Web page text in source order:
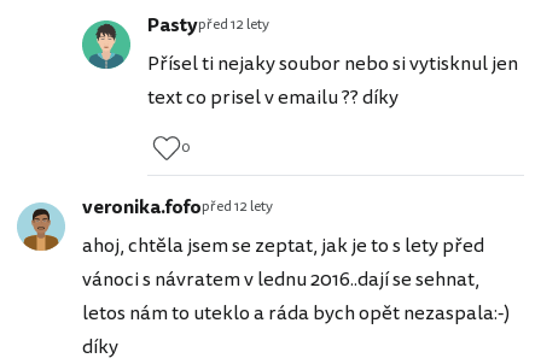
Pastypřed 12 lety
Přísel ti nejaky soubor nebo si vytisknul jen
text co prisel v emailu ?? díky
0
veronika.fofopřed 12 lety
ahoj, chtěla jsem se zeptat, jak je to s lety před
vánoci s návratem v lednu 2016..dají se sehnat,
letos nám to uteklo a ráda bych opět nezaspala:-)
díky